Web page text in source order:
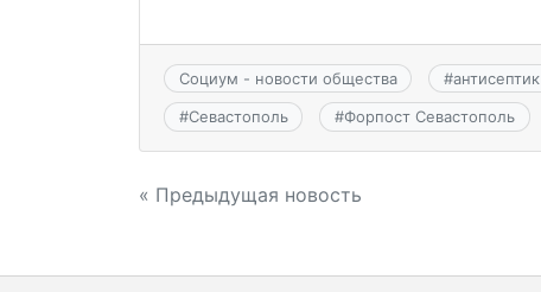
Социум - новости общества #антисептик
#Севастополь #Форпост Севастополь
Навигация
« Предыдущая новость